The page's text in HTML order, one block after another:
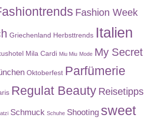
Fashion Week
Griechenland Herbsttrends Italien
Mila Cardi Miu Miu Mode My Secret
Oktoberfest Parfümerie
Regulat Beauty Reisetipps
Schmuck Schuhe Shooting sweet